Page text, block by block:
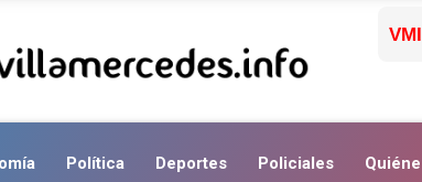
Política Deportes Policiales